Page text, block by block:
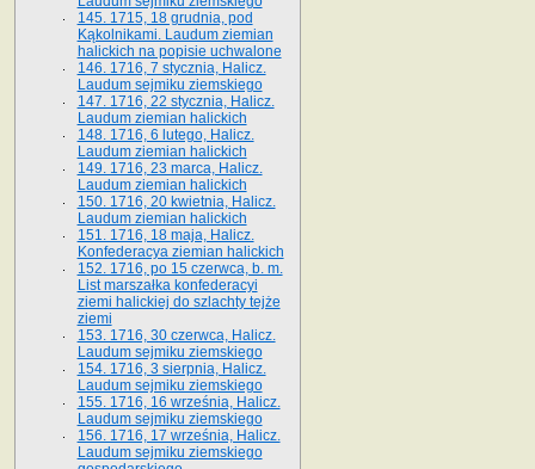
145. 1715, 18 grudnia, pod
Kąkolnikami. Laudum ziemian
halickich na popisie uchwalone
146. 1716, 7 stycznia, Halicz.
Laudum sejmiku ziemskiego
147. 1716, 22 stycznia, Halicz.
Laudum ziemian halickich
148. 1716, 6 lutego, Halicz.
Laudum ziemian halickich
149. 1716, 23 marca, Halicz.
Laudum ziemian halickich
150. 1716, 20 kwietnia, Halicz.
Laudum ziemian halickich
151. 1716, 18 maja, Halicz.
Konfederacya ziemian halickich
152. 1716, po 15 czerwca, b. m.
List marszałka konfederacyi
ziemi halickiej do szlachty tejże
ziemi
153. 1716, 30 czerwca, Halicz.
Laudum sejmiku ziemskiego
154. 1716, 3 sierpnia, Halicz.
Laudum sejmiku ziemskiego
155. 1716, 16 września, Halicz.
Laudum sejmiku ziemskiego
156. 1716, 17 września, Halicz.
Laudum sejmiku ziemskiego